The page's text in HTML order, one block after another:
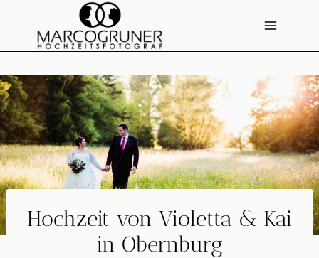
springen
Hochzeit von Violetta & Kai
in Obernburg